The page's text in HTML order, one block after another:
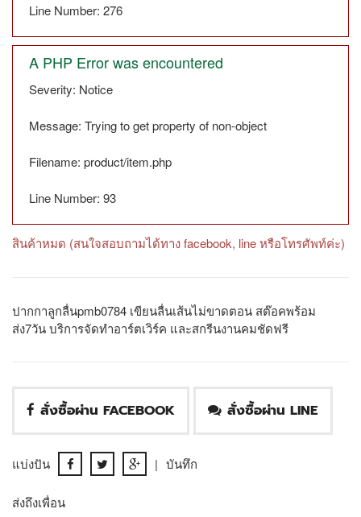
Line Number: 276
A PHP Error was encountered
Severity: Notice
Message: Trying to get property of non-object
Filename: product/item.php
Line Number: 93
สินค้าหมด (สนใจสอบถามได้ทาง facebook, line หรือโทรศัพท์ค่ะ)
ปากกาลูกลื่นpmb0784 เขียนลื่นเส้นไม่ขาดตอน สต๊อคพร้อม
ส่ง7วัน บริการจัดทำอาร์ตเวิร์ค และสกรีนงานคมชัดฟรี
สั่งซื้อผ่าน FACEBOOK สั่งซื้อผ่าน LINE
แบ่งปัน | บันทึก
ส่งถึงเพื่อน